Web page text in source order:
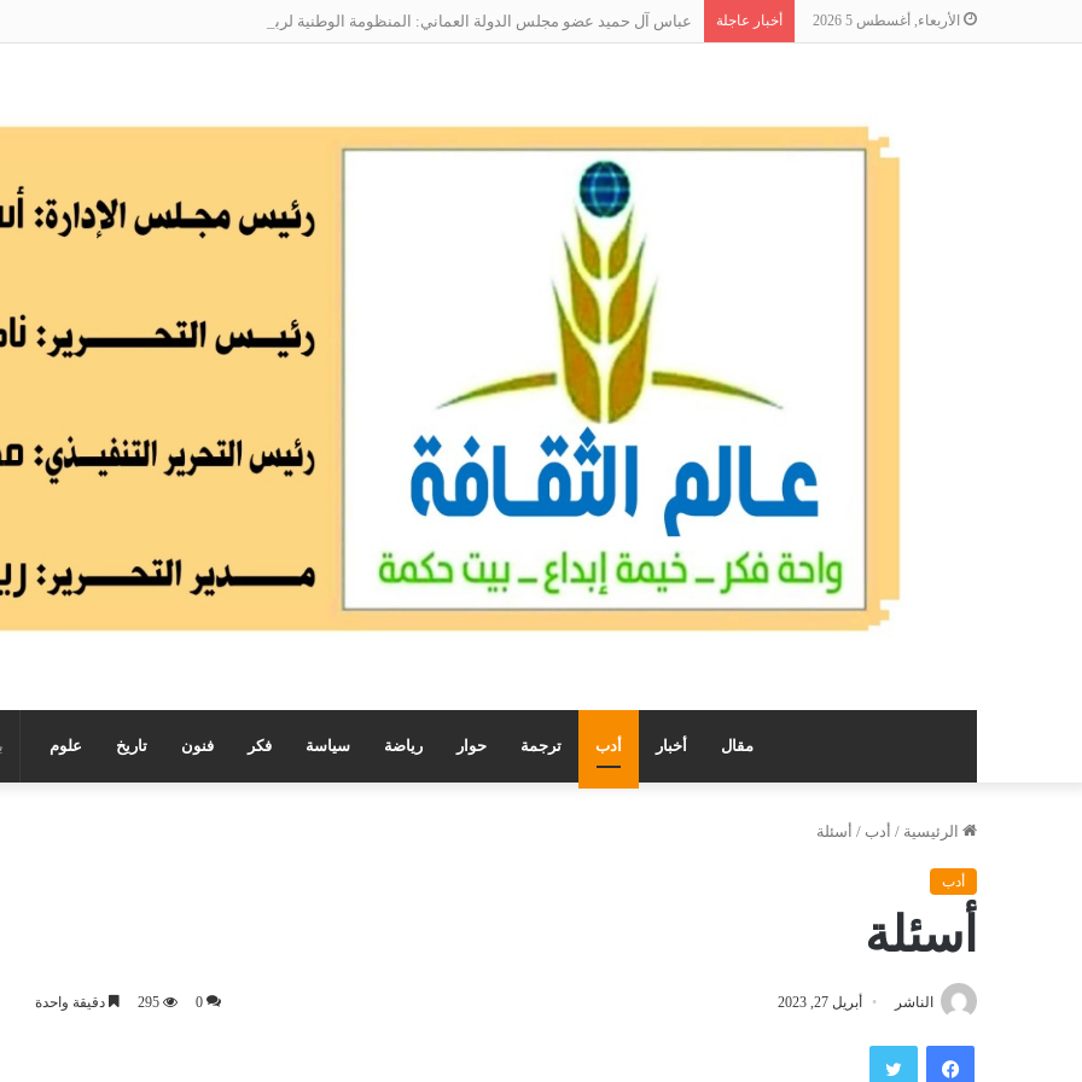
الأربعاء, أغسطس 5 2026 أخبار عاجلة عباس آل حميد عضو مجلس الدولة العماني: المنظومة الوطنية لربط التوظيف بالمهارات تعالج البطالة من
مقال أخبار أدب ترجمة حوار رياضة سياسة فكر فنون تاريخ علوم
الرئيسية / أدب / أسئلة
أدب
أسئلة
الناشر أبريل 27, 2023 0
295 دقيقة واحدة
فيسبوك تويتر